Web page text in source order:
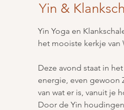
Yin &
Yin Yoga en
het mooiste kerkje van
Deze avond staat in
energie, even gewoon
van wat er is, vanuit je
Door de Yin